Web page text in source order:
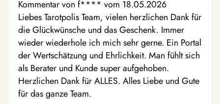
Kommentar von f**** vom 18.05.2026
Liebes Tarotpolis Team, vielen herzlichen Dank für
die Glückwünsche und das Geschenk. Immer
wieder wiederhole ich mich sehr gerne. Ein Portal
der Wertschätzung und Ehrlichkeit. Man fühlt sich
als Berater und Kunde super aufgehoben.
Herzlichen Dank für ALLES. Alles Liebe und Gute
für das ganze Team.